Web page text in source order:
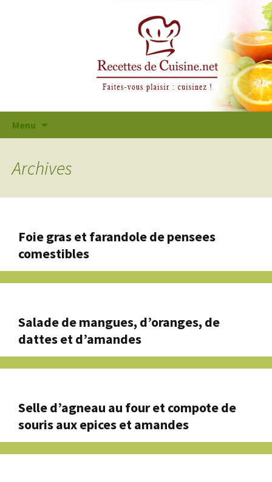
Menu
principal
Archives
Foie gras et farandole de pensees
comestibles
Salade de mangues, d’oranges, de
dattes et d’amandes
Selle d’agneau au four et compote de
souris aux epices et amandes